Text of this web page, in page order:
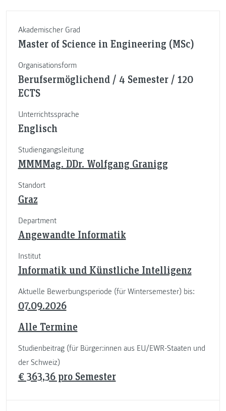
Akademischer Grad
Master of Science in Engineering (MSc)
Organisationsform
Berufsermöglichend / 4 Semester / 120
ECTS
Unterrichtssprache
Englisch
Studiengangsleitung
MMMMag. DDr. Wolfgang Granigg
Standort
Graz
Department
Angewandte Informatik
Institut
Informatik und Künstliche Intelligenz
Aktuelle Bewerbungsperiode (für Wintersemester) bis:
07.09.2026
Alle Termine
Studienbeitrag (für Bürger:innen aus EU/EWR-Staaten und
der Schweiz)
€ 363,36 pro Semester